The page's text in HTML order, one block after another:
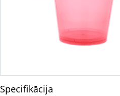
Specifikācija